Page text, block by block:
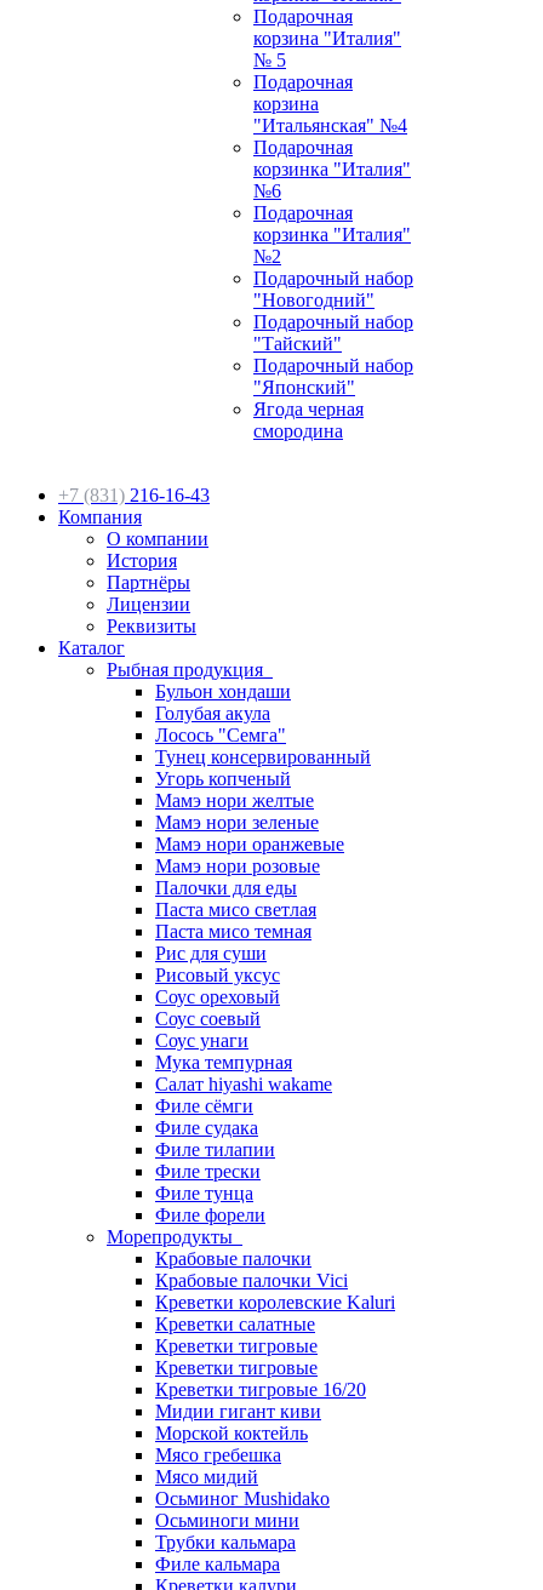
Подарочная
корзина "Италия"
№ 5
Подарочная
корзина
"Итальянская" №4
Подарочная
корзинка "Италия"
№6
Подарочная
корзинка "Италия"
№2
Подарочный набор
"Новогодний"
Подарочный набор
"Тайский"
Подарочный набор
"Японский"
Ягода черная
смородина
+7 (831) 216-16-43
Компания
О компании
История
Партнёры
Лицензии
Реквизиты
Каталог
Рыбная продукция
Бульон хондаши
Голубая акула
Лосось "Семга"
Тунец консервированный
Угорь копченый
Мамэ нори желтые
Мамэ нори зеленые
Мамэ нори оранжевые
Мамэ нори розовые
Палочки для еды
Паста мисо светлая
Паста мисо темная
Рис для суши
Рисовый уксус
Соус ореховый
Соус соевый
Соус унаги
Мука темпурная
Салат hiyashi wakame
Филе сёмги
Филе судака
Филе тилапии
Филе трески
Филе тунца
Филе форели
Морепродукты
Крабовые палочки
Крабовые палочки Vici
Креветки королевские Kaluri
Креветки салатные
Креветки тигровые
Креветки тигровые
Креветки тигровые 16/20
Мидии гигант киви
Морской коктейль
Мясо гребешка
Мясо мидий
Осьминог Mushidako
Осьминоги мини
Трубки кальмара
Филе кальмара
Креветки калури